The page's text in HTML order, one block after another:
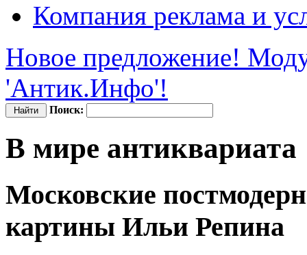
Компания реклама и
Новое предложение!
'Антик.Инфо'!
Поиск:
В мире антиквариата
Московские
картины Ильи Репина